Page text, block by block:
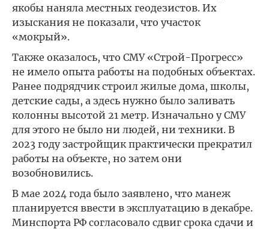
якобы наняла местных геодезистов. Их
изыскания не показали, что участок
«мокрый».
Также оказалось, что СМУ «Строй-Прогресс»
не имело опыта работы на подобных объектах.
Ранее подрядчик строил жилые дома, школы,
детские сады, а здесь нужно было заливать
колонны высотой 21 метр. Изначально у СМУ
для этого не было ни людей, ни техники. В
2023 году застройщик практически прекратил
работы на объекте, но затем они
возобновились.
В мае 2024 года было заявлено, что манеж
планируется ввести в эксплуатацию в декабре.
Минспорта РФ согласовало сдвиг срока сдачи и